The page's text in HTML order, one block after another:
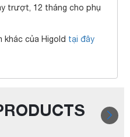
trượt, 12 tháng cho phụ
khác của Higold tại đây